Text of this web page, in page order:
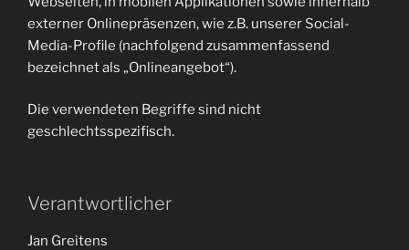
externer Onlinepräsenzen, wie z.B. unserer Social-
Media-Profile (nachfolgend zusammenfassend
bezeichnet als „Onlineangebot“).
Die verwendeten Begriffe sind nicht
geschlechtsspezifisch.
Verantwortlicher
Jan Greitens